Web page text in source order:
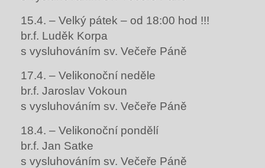
15.4. – Velký pátek – od 18:00 hod !!!
br.f. Luděk Korpa
s vysluhováním sv. Večeře Páně
17.4. – Velikonoční neděle
br.f. Jaroslav Vokoun
s vysluhováním sv. Večeře Páně
18.4. – Velikonoční pondělí
br.f. Jan Satke
s vysluhováním sv. Večeře Páně